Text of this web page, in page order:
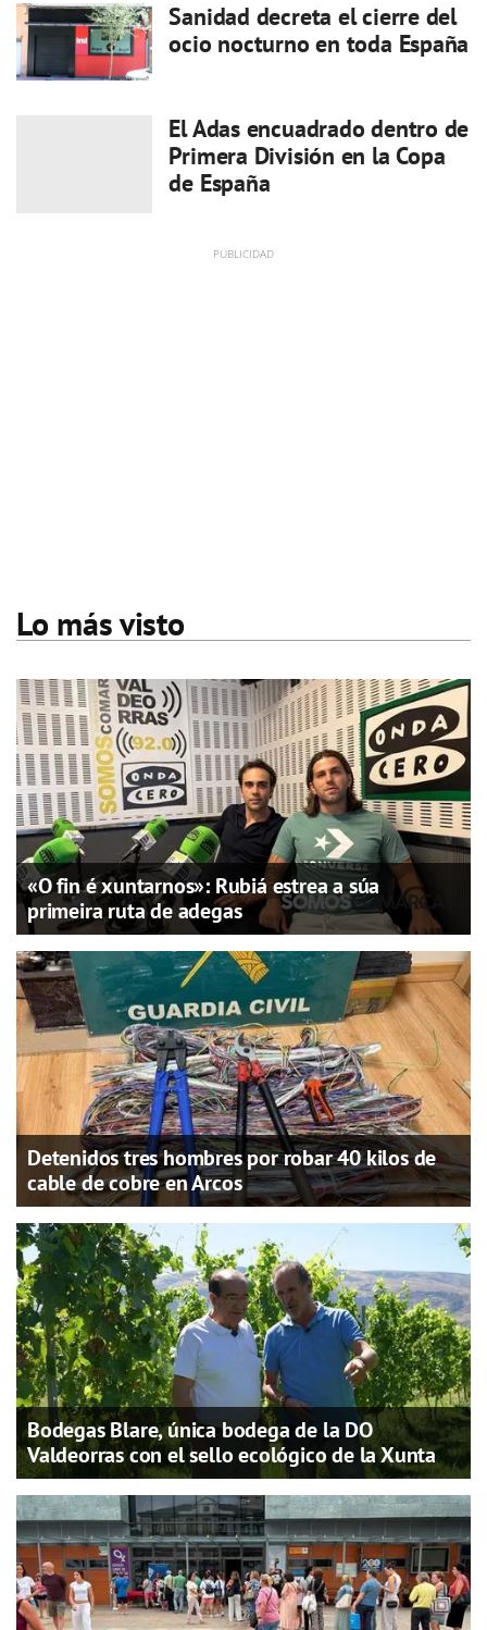
Sanidad decreta el cierre del
ocio nocturno en toda España
El Adas encuadrado dentro de
Primera División en la Copa
de España
Lo más visto
«O fin é xuntarnos»: Rubiá estrea a súa
primeira ruta de adegas
Detenidos tres hombres por robar 40 kilos de
cable de cobre en Arcos
Bodegas Blare, única bodega de la DO
Valdeorras con el sello ecológico de la Xunta